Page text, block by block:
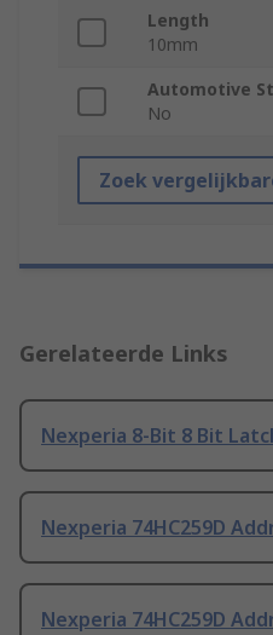
Length
10mm
Automotive
No
Zoek
Gerelateerde Links
Nexperia 8-Bit 8 Bit
Nexperia 74HC259D
Nexperia 74HC259D